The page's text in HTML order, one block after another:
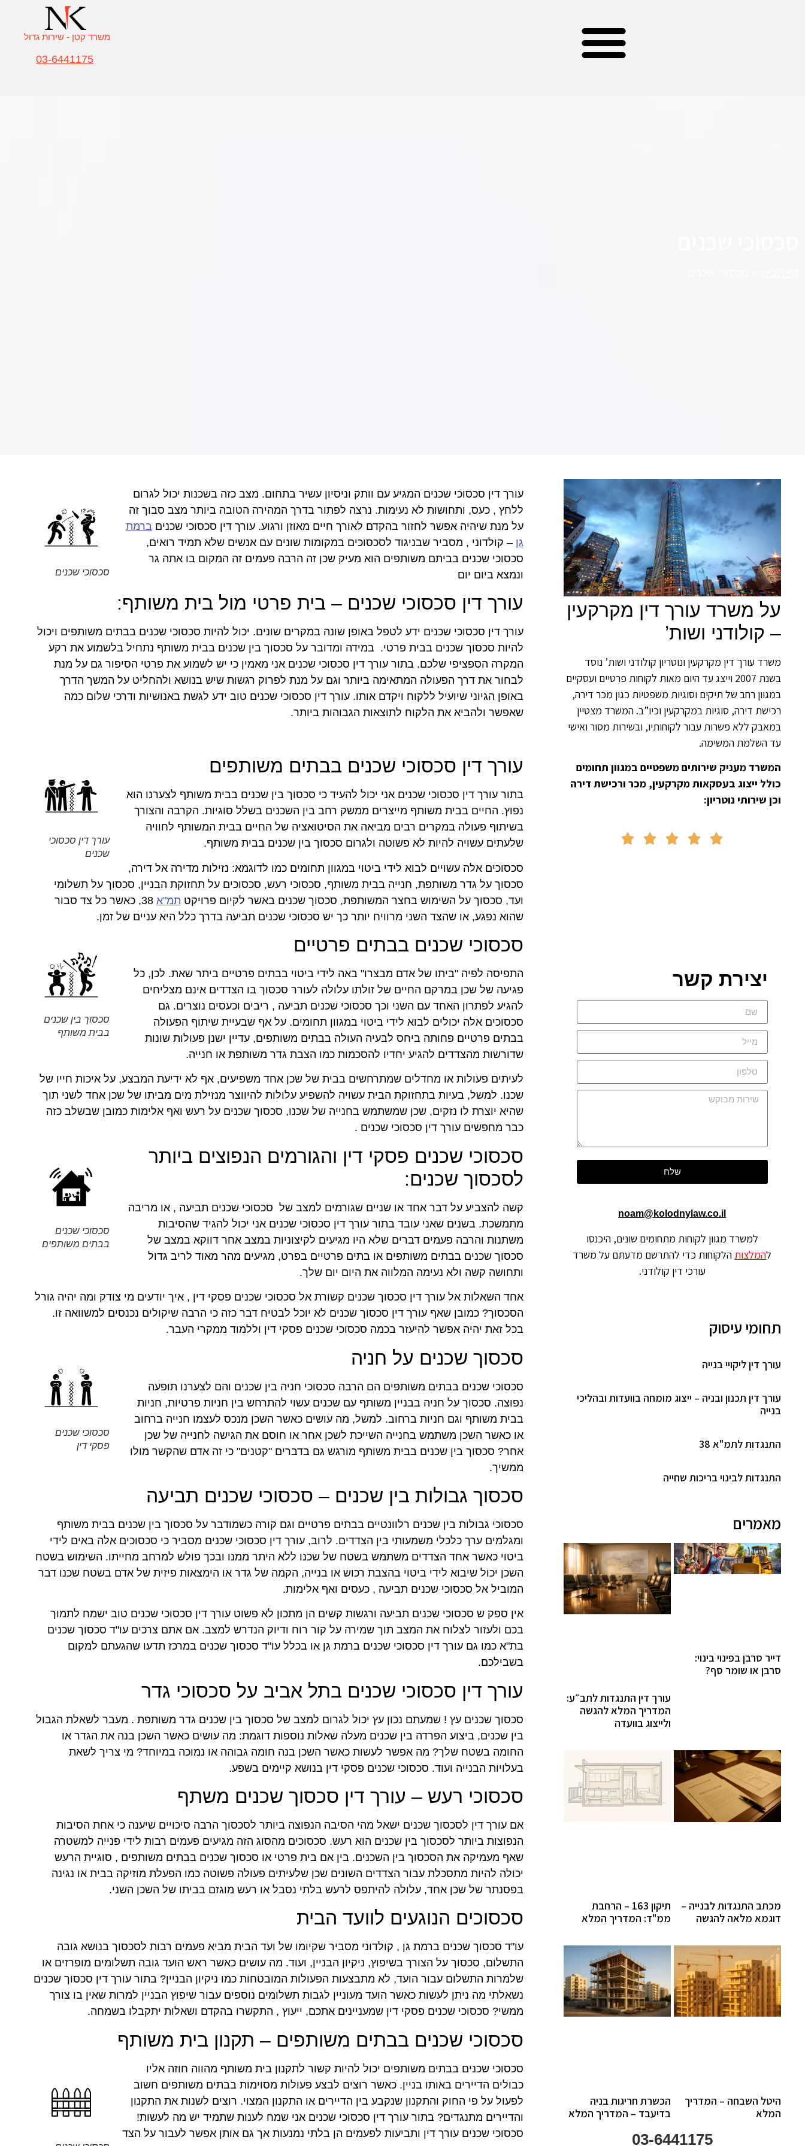
משרד קטן - שירות גדול
03-6441175
על משרד עורך דין מקרקעין
– קולודני ושות’
משרד עורך דין מקרקעין ונוטריון קולודני ושות’ נוסד
בשנת 2007 וייצג עד היום מאות לקוחות פרטיים ועסקיים
במגוון רחב של תיקים וסוגיות משפטיות כגון מכר דירה,
רכישת דירה, סוגיות במקרקעין וכיו”ב. המשרד מצטיין
במאבק ללא פשרות עבור לקוחותיו, ובשירות מסור ואישי
עד השלמת המשימה.
המשרד מעניק שירותים משפטיים במגוון תחומים
כולל ייצוג בעסקאות מקרקעין, מכר ורכישת דירה
וכן שירותי נוטריון:





יצירת קשר
שלח
noam@kolodnylaw.co.il
למשרד מגוון לקוחות מתחומים שונים, היכנסו
להמלצות הלקוחות כדי להתרשם מדעתם על משרד
עורכי דין קולודני.
תחומי עיסוק
עורך דין ליקויי בנייה
עורך דין תכנון ובניה – ייצוג מומחה בוועדות ובהליכי
בנייה
התנגדות לתמ"א 38
התנגדות לבינוי בריכות שחייה
מאמרים
דייר סרבן בפינוי בינוי:
סרבן או שומר סף?
עורך דין התנגדות לתב״ע:
המדריך המלא להגשה
ולייצוג בוועדה
מכתב התנגדות לבנייה –
דוגמא מלאה להגשה
תיקון 163 – הרחבת
ממ"ד: המדריך המלא
היטל השבחה – המדריך
המלא
הכשרת חריגות בניה
בדיעבד – המדריך המלא
03-6441175
סכסוכי שכנים
עורך דין סכסוכי שכנים המגיע עם וותק וניסיון עשיר בתחום. מצב כזה בשכנות יכול לגרום
ללחץ , כעס, ותחושות לא נעימות. נרצה לפתור בדרך המהירה הטובה ביותר מצב סבוך זה
על מנת שיהיה אפשר לחזור בהקדם לאורך חיים מאוזן ורגוע. עורך דין סכסוכי שכניםברמת
גן – קולדוני , מסביר שבניגוד לסכסוכים במקומות שונים עם אנשים שלא תמיד רואים,
סכסוכי שכנים בביתם משותפים הוא מעיק שכן זה הרבה פעמים זה המקום בו אתה גר
ונמצא ביום יום
עורך דין סכסוכי שכנים – בית פרטי מול בית משותף:
עורך דין סכסוכי שכנים ידע לטפל באופן שונה במקרים שונים. יכול להיות סכסוכי שכנים בבתים משותפים ויכול
להיות סכסוך שכנים בבית פרטי. במידה ומדובר על סכסוך בין שכנים בבית משותף נתחיל בלשמוע את רקע
המקרה הספציפי שלכם. בתור עורך דין סכסוכי שכנים אני מאמין כי יש לשמוע את פרטי הסיפור גם על מנת
לבחור את דרך הפעולה המתאימה ביותר וגם על מנת לפרוק רגשות שיש בנושא ולהחליט על המשך הדרך
באופן הגיוני שיועיל ללקוח ויקדם אותו. עורך דין סכסוכי שכנים טוב ידע לגשת באנושיות ודרכי שלום כמה
שאפשר ולהביא את הלקוח לתוצאות הגבוהות ביותר.
עורך דין סכסוכי
שכנים
עורך דין סכסוכי שכנים בבתים משותפים
בתור עורך דין סכסוכי שכנים אני יכול להעיד כי סכסוך בין שכנים בבית משותף לצערנו הוא
נפוץ. החיים בבית משותף מייצרים ממשק רחב בין השכנים בשלל סוגיות. הקרבה והצורך
בשיתוף פעולה במקרים רבים מביאה את הסיטואציה של החיים בבית המשותף לחוויה
שלעתים עשויה להיות לא פשוטה ולגרום סכסוך בין שכנים בבית משותף.
סכסוכים אלה עשויים לבוא לידי ביטוי במגוון תחומים כמו לדוגמא: נזילות מדירה אל דירה,
סכסוך על גדר משותפת, חנייה בבית משותף, סכסוכי רעש, סכסוכים על תחזוקת הבניין, סכסוך על תשלומי
ועד, סכסוך על השימוש בחצר המשותפת, סכסוך שכנים באשר לקיום פרויקט תמ"א
38, כאשר כל צד סבור
שהוא נפגע, או שהצד השני מרוויח יותר כך יש סכסוכי שכנים תביעה בדרך כלל היא עניים של זמן.
סכסוך בין שכנים
בבית משותף
סכסוכי שכנים בבתים פרטיים
התפיסה לפיה "ביתו של אדם מבצרו" באה לידי ביטוי בבתים פרטיים ביתר שאת. לכן, כל
פגיעה של שכן במרקם החיים של זולתו עלולה לעורר סכסוך בו הצדדים אינם מצליחים
להגיע לפתרון האחד עם השני וכך סכסוכי שכנים תביעה , ריבים וכעסים נוצרים. גם
סכסוכים אלה יכולים לבוא לידי ביטוי במגוון תחומים. על אף שבעיית שיתוף הפעולה
בבתים פרטיים פחותה ביחס לבעיה העולה בבתים משותפים, עדיין ישנן פעולות שונות
שדורשות מהצדדים להגיע יחדיו להסכמות כמו הצבת גדר משותפת או חנייה.
לעיתים פעולות או מחדלים שמתרחשים בבית של שכן אחד משפיעים, אף לא ידיעת המבצע, על איכות חייו של
שכנו. למשל, בעיות בתחזוקת הבית עשויה להשפיע עלולות להיווצר מנזילת מים מביתו של שכן אחד לשני תוך
שהיא יוצרת לו נזקים, שכן שמשתמש בחנייה של שכנו, סכסוך שכנים על רעש ואף אלימות כמובן שבשלב כזה
כבר מחפשים עורך דין סכסוכי שכנים .
סכסוכי שכנים
בבתים משותפים
סכסוכי שכנים פסקי דין והגורמים הנפוצים ביותר
לסכסוך שכנים:
קשה להצביע על דבר אחד או שניים שגורמים למצב של סכסוכי שכנים תביעה , או מריבה
מתמשכת. בשנים שאני עובד בתור עורך דין סכסוכי שכנים אני יכול להגיד שהסיבות
משתנות והרבה פעמים דברים שלא היו מגיעים לקיצוניות במצב אחר דווקא במצב של
סכסוך שכנים בבתים משותפים או בתים פרטיים בפרט, מגיעים מהר מאוד לריב גדול
ותחושה קשה ולא נעימה המלווה את היום יום שלך.
אחד השאלות אל עורך דין סכסוך שכנים קשורת אל סכסוכי שכנים פסקי דין , איך יודעים מי צודק ומה יהיה גורל
הסכסוך? כמובן שאף עורך דין סכסוך שכנים לא יוכל לבטיח דבר כזה כי הרבה שיקולים נכנסים למשוואה זו.
בכל זאת יהיה אפשר להיעזר בכמה סכסוכי שכנים פסקי דין וללמוד ממקרי העבר.
סכסוכי שכנים
פסקי דין
סכסוך שכנים על חניה
סכסוכי שכנים בבתים משותפים הם הרבה סכסוכי חניה בין שכנים והם לצערנו תופעה
נפוצה. סכסוך על חניה בבניין משותף עם שכנים עשוי להתרחש בין חניות פרטיות, חניות
בבית משותף וגם חניות ברחוב. למשל, מה עושים כאשר השכן מנכס לעצמו חנייה ברחוב
או כאשר השכן משתמש בחנייה השייכת לשכן אחר או חוסם את הגישה לחנייה של שכן
אחר? סכסוך בין שכנים בבית משותף מורגש גם בדברים "קטנים" כי זה אדם שהקשר מולו
ממשיך.
סכסוך גבולות בין שכנים – סכסוכי שכנים תביעה
סכסוכי גבולות בין שכנים רלוונטיים בבתים פרטיים וגם קורה כשמודבר על סכסוך בין שכנים בבית משותף
ומגלמים ערך כלכלי משמעותי בין הצדדים. לרוב, עורך דין סכסוכי שכנים מסביר כי סכסוכים אלה באים לידי
ביטוי כאשר אחד הצדדים משתמש בשטח של שכנו ללא היתר ממנו ובכך פולש למרחב מחייתו. השימוש בשטח
השכן יכול שיבוא לידי ביטוי בהצבת רכוש או בנייה, הקמה של גדר או הימצאות פיזית של אדם בשטח שכנו דבר
המוביל אל סכסוכי שכנים תביעה , כעסים ואף אלימות.
אין ספק ש סכסוכי שכנים תביעה ורגשות קשים הן מתכון לא פשוט עורך דין סכסוכי שכנים טוב ישמח לתמוך
בכם ולעזור לצלוח את המצב תוך שמירה על קור רוח ודיוק הנדרש למצב. אם אתם צרכים עו"ד סכסוך שכנים
בת"א כמו גם עורך דין סכסוכי שכנים ברמת גן או בכלל עו"ד סכסוך שכנים במרכז תדעו שהגעתם למקום
בשבילכם.
עורך דין סכסוכי שכנים בתל אביב על סכסוכי גדר
סכסוך שכנים עץ ! שמעתם נכון עץ יכול לגרום למצב של סכסוך בין שכנים גדר משותפת . מעבר לשאלת הגבול
בין שכנים, ביצוע הפרדה בין שכנים מעלה שאלות נוספות דוגמת: מה עושים כאשר השכן בנה את הגדר או
החומה בשטח שלך? מה אפשר לעשות כאשר השכן בנה חומה גבוהה או נמוכה במיוחד? מי צריך לשאת
בעלויות הבנייה ועוד. סכסוכי שכנים פסקי דין בנושא קיימים בשפע.
סכסוכי רעש – עורך דין סכסוך שכנים משתף
אם עורך דין לסכסוך שכנים ישאל מהי הסיבה הנפוצה ביותר לסכסוך הרבה סיכויים שיענה כי אחת הסיבות
הנפוצות ביותר לסכסוך בין שכנים הוא רעש. סכסוכים מהסוג הזה מגיעים פעמים רבות לידי פנייה למשטרה
שאף מעמיקה את הסכסוך בין השכנים. בין אם בית פרטי או סכסוך שכנים בבתים משותפים , סוגיית הרעש
יכולה להיות מתסכלת עבור הצדדים השונים שכן שלעיתים פעולה פשוטה כמו הפעלת מוזיקה בבית או נגינה
בפסנתר של שכן אחד, עלולה להיתפס לרעש בלתי נסבל או רעש מוגזם בביתו של השכן השני.
סכסוכים הנוגעים לוועד הבית
עו"ד סכסוך שכנים ברמת גן , קולדוני מסביר שקיומו של ועד הבית מביא פעמים רבות לסכסוך בנושא גובה
התשלום, סכסוך על הצורך בשיפוץ, ניקיון הבניין, ועוד. מה עושים כאשר ראש הועד גובה תשלומים מופרזים או
שלמרות התשלום עבור הועד, לא מתבצעות הפעולות המובטחות כמו ניקיון הבניין? בתור עורך דין סכסוך שכנים
נשאלתי מה ניתן לעשות כאשר הועד מעוניין לגבות תשלומים נוספים עבור שיפוץ הבניין למרות שאין בו צורך
ממשי? סכסוכי שכנים פסקי דין שמעניינים אתכם, ייעוץ , התקשרו בהקדם ושאלות יתקבלו בשמחה.
סכסוכי שכנים בבתים משותפים – תקנון בית משותף
סכסוכי שכנים בבתים משותפים יכול להיות קשור לתקנון בית משותף מהווה חוזה אליו
כבולים הדיירים באותו בניין. כאשר רוצים לבצע פעולות מסוימות בבתים משותפים חשוב
לפעול על פי החוק והתקנון שנקבע בין הדיירים או התקנון המצוי. רוצים לשנות את התקנון
והדיירים מתנגדים? בתור עורך דין סכסוכי שכנים אני שמח לענות שתמיד יש מה לעשות!
סכסוכי שכנים עורך דין ותביעות לפעמים הן בלתי נמנעות אך גם אותן אפשר לעבור על הצד